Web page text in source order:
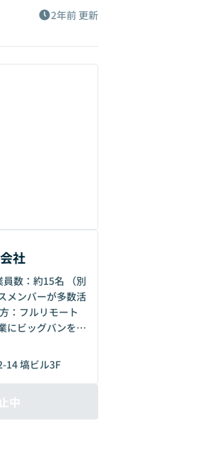
2年前 更新
社
数：約15名 （別
メンバーが多数活
：フルリモート
にビッグバンを起
社員の幸せの実
ョン_会社説明資
14 塙ビル3F
中